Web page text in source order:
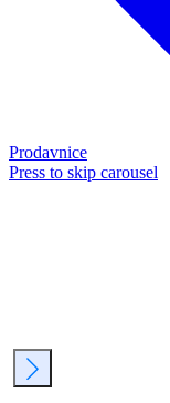
Prodavnice
Press to skip carousel